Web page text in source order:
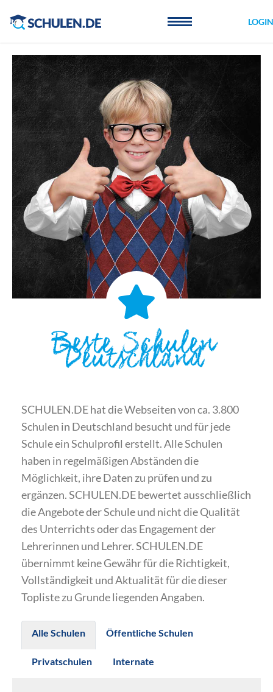
LOGIN
Beste Schulen
Deutschland
SCHULEN.DE hat die Webseiten von ca. 3.800
Schulen in Deutschland besucht und für jede
Schule ein Schulprofil erstellt. Alle Schulen
haben in regelmäßigen Abständen die
Möglichkeit, ihre Daten zu prüfen und zu
ergänzen. SCHULEN.DE bewertet ausschließlich
die Angebote der Schule und nicht die Qualität
des Unterrichts oder das Engagement der
Lehrerinnen und Lehrer. SCHULEN.DE
übernimmt keine Gewähr für die Richtigkeit,
Vollständigkeit und Aktualität für die dieser
Topliste zu Grunde liegenden Angaben.
Alle Schulen Öffentliche Schulen
Privatschulen Internate